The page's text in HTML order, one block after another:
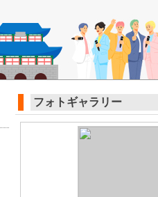
フォトギャラリー